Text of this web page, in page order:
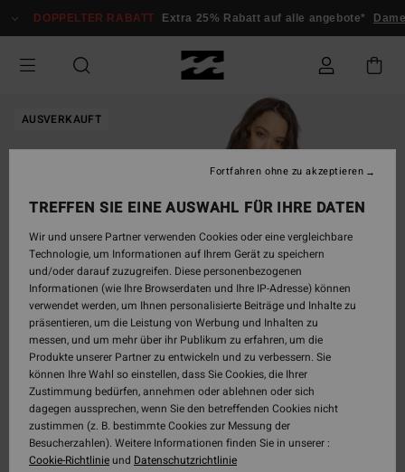
zur
springen
DOPPELTER RABATT Extra 25% Rabatt auf alle angebote* Damen
AUSVERKAUFT
TREFFEN SIE EINE AUSWAHL FÜR IHRE DATEN
Wir und unsere Partner verwenden Cookies oder eine vergleichbare
Technologie, um Informationen auf Ihrem Gerät zu speichern
und/oder darauf zuzugreifen. Diese personenbezogenen
Informationen (wie Ihre Browserdaten und Ihre IP-Adresse) können
verwendet werden, um Ihnen personalisierte Beiträge und Inhalte zu
präsentieren, um die Leistung von Werbung und Inhalten zu
messen, und um mehr über ihr Publikum zu erfahren, um die
Produkte unserer Partner zu entwickeln und zu verbessern. Sie
können Ihre Wahl so einstellen, dass Sie Cookies, die Ihrer
Zustimmung bedürfen, annehmen oder ablehnen oder sich
dagegen aussprechen, wenn Sie den betreffenden Cookies nicht
zustimmen (z. B. bestimmte Cookies zur Messung der
Besucherzahlen). Weitere Informationen finden Sie in unserer :
Cookie-Richtlinieund Datenschutzrichtlinie
Fortfahren ohne zu akzeptieren